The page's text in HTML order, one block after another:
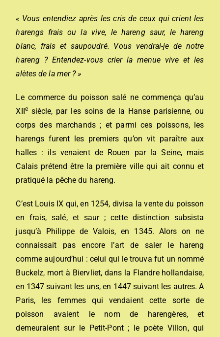
« Vous entendiez après les cris de ceux qui crient les
harengs frais ou la vive, le hareng saur, le hareng
blanc, frais et saupoudré. Vous vendrai-je de notre
hareng ? Entendez-vous crier la menue vive et les
alètes de la mer ? »
Le commerce du poisson salé ne commença qu’au
XIIesiècle, par les soins de la Hanse parisienne, ou
corps des marchands ; et parmi ces poissons, les
harengs furent les premiers qu’on vit paraître aux
halles : ils venaient de Rouen par la Seine, mais
Calais prétend être la première ville qui ait connu et
pratiqué la pêche du hareng.
C’est Louis IX qui, en 1254, divisa la vente du poisson
en frais, salé, et saur ; cette distinction subsista
jusqu’à Philippe de Valois, en 1345. Alors on ne
connaissait pas encore l’art de saler le hareng
comme aujourd’hui : celui qui le trouva fut un nommé
Buckelz, mort à Biervliet, dans la Flandre hollandaise,
en 1347 suivant les uns, en 1447 suivant les autres. A
Paris, les femmes qui vendaient cette sorte de
poisson avaient le nom de harengères, et
demeuraient sur le Petit-Pont ; le poète Villon, qui